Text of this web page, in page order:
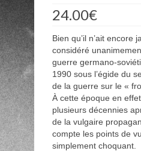
24.00€
Bien qu’il n’ait encore
considéré
guerre germano-
1990 sous l’égide du
de la guerre sur le «
À cette époque en
plusieurs décennies
de la vulgaire
compte les points de
simplement choquant.